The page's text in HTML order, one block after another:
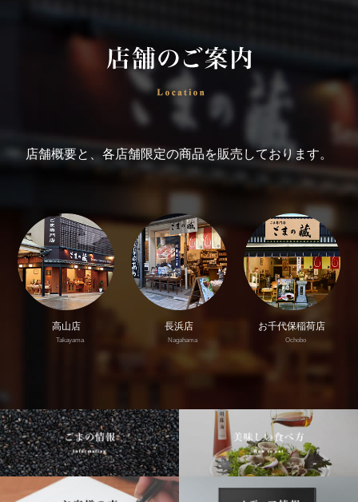
店舗概要と、各店舗限定の商品を販売しております。
高山店
Takayama
長浜店
Nagahama
お千代保稲荷店
Ochobo